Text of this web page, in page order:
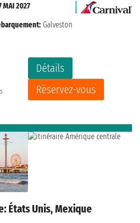
Détails
Réservez-vous
MAI 2027
Galveston
États Unis, Mexique